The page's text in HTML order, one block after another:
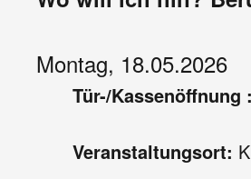
Montag, 18.05.2026
Tür-/Kassenöffnung :
Veranstaltungsort: